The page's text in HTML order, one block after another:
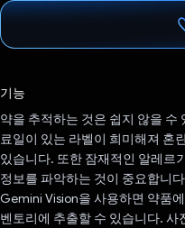
기능
약을 추적하는 것은 쉽지 않을
료일이 있는 라벨이 희미해져 혼
있습니다. 또한 잠재적인 알레르
정보를 파악하는 것이 중요합니
Gemini Vision을 사용하면 약품
벤토리에 추출할 수 있습니다.